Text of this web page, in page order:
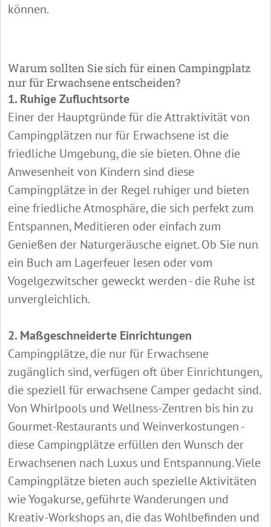
können.
Warum sollten Sie sich für einen Campingplatz
nur für Erwachsene entscheiden?
1. Ruhige Zufluchtsorte
Einer der Hauptgründe für die Attraktivität von
Campingplätzen nur für Erwachsene ist die
friedliche Umgebung, die sie bieten. Ohne die
Anwesenheit von Kindern sind diese
Campingplätze in der Regel ruhiger und bieten
eine friedliche Atmosphäre, die sich perfekt zum
Entspannen, Meditieren oder einfach zum
Genießen der Naturgeräusche eignet. Ob Sie nun
ein Buch am Lagerfeuer lesen oder vom
Vogelgezwitscher geweckt werden - die Ruhe ist
unvergleichlich.
2. Maßgeschneiderte Einrichtungen
Campingplätze, die nur für Erwachsene
zugänglich sind, verfügen oft über Einrichtungen,
die speziell für erwachsene Camper gedacht sind.
Von Whirlpools und Wellness-Zentren bis hin zu
Gourmet-Restaurants und Weinverkostungen -
diese Campingplätze erfüllen den Wunsch der
Erwachsenen nach Luxus und Entspannung. Viele
Campingplätze bieten auch spezielle Aktivitäten
wie Yogakurse, geführte Wanderungen und
Kreativ-Workshops an, die das Wohlbefinden und